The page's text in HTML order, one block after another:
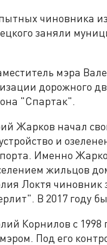
чиновника
заняли
мэра
дорожного
"Спартак".
Жарков начал
и
Именно
жильцов
Локтя чиновник
В 2017 году
Корнилов с 1998
Под его